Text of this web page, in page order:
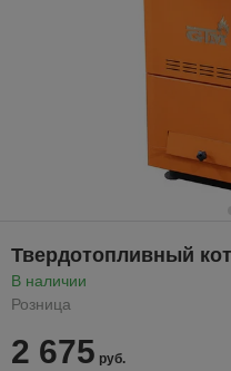
Твердотопливный
В наличии
Розница
2 675 руб.